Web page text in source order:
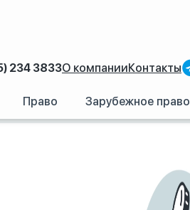
234 3833О компанииКонтакты
Право Зарубежное право